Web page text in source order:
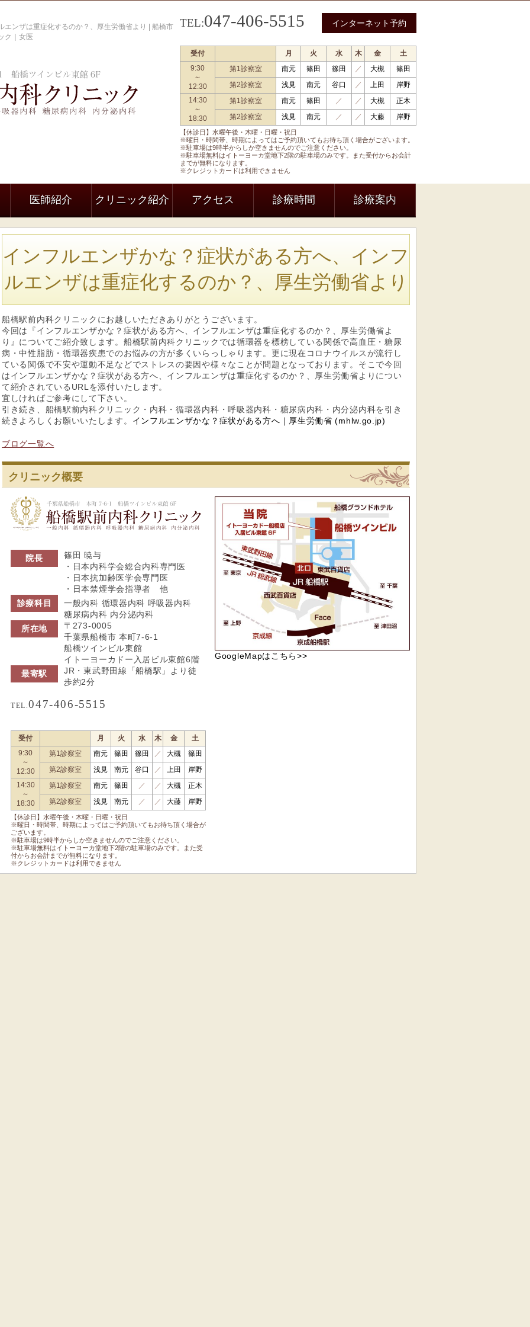
ンザは重症化するのか？、厚生労働省より | 船橋市
ク｜女医
船橋駅前内科クリニック 一般内科 循環器内科 呼吸器内科 糖尿病内科 内分泌内科
TEL:047-406-5515 インターネット予約
【休診日】水曜午後・木曜・日曜・祝日
※曜日・時間帯、時期によってはご予約頂いてもお待ち頂く場合がございます。
※駐車場は9時半からしか空きませんのでご注意ください。
※駐車場無料はイトーヨーカ堂地下2階の駐車場のみです。また受付からお会計
までが無料になります。
※クレジットカードは利用できません
受付 月 火 水 木 金
土
9:30
～
12:30
第1診察室 南元 篠田 篠田 ／ 大槻
篠田
第2診察室
浅見 南元 谷口 ／ 上田
岸野
14:30
～
18:30
第1診察室 南元 篠田 ／ ／ 大槻
正木
第2診察室
浅見 南元 ／ ／ 大藤 岸野
医師紹介 クリニック紹介 アクセス 診療時間 診療案内
インフルエンザかな？症状がある方へ、インフ
ルエンザは重症化するのか？、厚生労働省より
船橋駅前内科クリニックにお越しいただきありがとうございます。
今回は『インフルエンザかな？症状がある方へ、インフルエンザは重症化するのか？、厚生労働省よ
り』についてご紹介致します。船橋駅前内科クリニックでは循環器を標榜している関係で高血圧・糖尿
病・中性脂肪・循環器疾患でのお悩みの方が多くいらっしゃります。更に現在コロナウイルスが流行し
ている関係で不安や運動不足などでストレスの要因や様々なことが問題となっております。そこで今回
はインフルエンザかな？症状がある方へ、インフルエンザは重症化するのか？、厚生労働省よりについ
て紹介されているURLを添付いたします。
宜しければご参考にして下さい。
引き続き、船橋駅前内科クリニック・内科・循環器内科・呼吸器内科・糖尿病内科・内分泌内科を引き
続きよろしくお願いいたします。 インフルエンザかな？症状がある方へ｜厚生労働省 (mhlw.go.jp)
ブログ一覧へ
クリニック概要
船橋駅前内科クリニック
院長
篠田 暁与
・日本内科学会総合内科専門医
・日本抗加齢医学会専門医
・日本禁煙学会指導者 他
診療科目
一般内科 循環器内科 呼吸器内科
糖尿病内科 内分泌内科
所在地
〒273-0005
千葉県船橋市 本町7-6-1
船橋ツインビル東館
イトーヨーカドー入居ビル東館6階
最寄駅
JR・東武野田線「船橋駅」より徒
歩約2分
TEL.047-406-5515
【休診日】水曜午後・木曜・日曜・祝日
※曜日・時間帯、時期によってはご予約頂いてもお待ち頂く場合が
ございます。
※駐車場は9時半からしか空きませんのでご注意ください。
※駐車場無料はイトーヨーカ堂地下2階の駐車場のみです。また受
付からお会計までが無料になります。
※クレジットカードは利用できません
受付 月 火 水 木 金
土
9:30
～
12:30
第1診察室 南元 篠田 篠田 ／ 大槻
篠田
第2診察室
浅見 南元 谷口 ／ 上田
岸野
14:30
～
18:30
第1診察室 南元 篠田 ／ ／ 大槻
正木
第2診察室
浅見 南元 ／ ／ 大藤 岸野
GoogleMapはこちら>>